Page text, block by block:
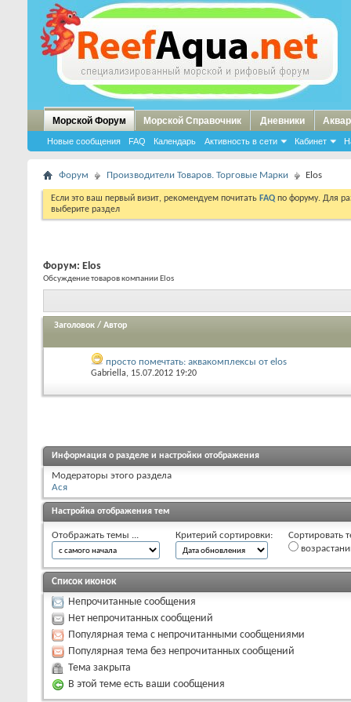
Морской Форум
Новые сообщения FAQ Календарь Активность в сети Кабинет
Морской Справочник Дневники
Форум Производители Товаров. Торговые Марки Elos
Если это ваш первый визит, рекомендуем почитать FAQ по форуму. Для
выберите раздел
Форум: Elos
Обсуждение товаров компании Elos
Заголовок / Автор
просто помечтать: аквакомплексы от elos
Gabriella, 15.07.2012 19:20
Информация о разделе и настройки отображения
Модераторы этого раздела
Ася
Настройка отображения тем
Отображать темы ... Критерий сортировки:
Сортировать
Список иконок
Непрочитанные сообщения
Нет непрочитанных сообщений
Популярная тема с непрочитанными сообщениями
Популярная тема без непрочитанных сообщений
Тема закрыта
В этой теме есть ваши сообщения